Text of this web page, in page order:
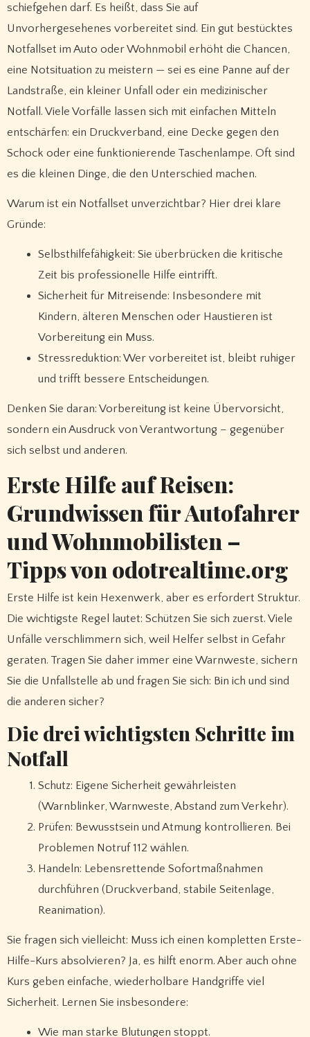
schiefgehen darf. Es heißt, dass Sie auf
Unvorhergesehenes vorbereitet sind. Ein gut bestücktes
Notfallset im Auto oder Wohnmobil erhöht die Chancen,
eine Notsituation zu meistern — sei es eine Panne auf der
Landstraße, ein kleiner Unfall oder ein medizinischer
Notfall. Viele Vorfälle lassen sich mit einfachen Mitteln
entschärfen: ein Druckverband, eine Decke gegen den
Schock oder eine funktionierende Taschenlampe. Oft sind
es die kleinen Dinge, die den Unterschied machen.
Warum ist ein Notfallset unverzichtbar? Hier drei klare
Gründe:
Selbsthilfefähigkeit: Sie überbrücken die kritische
Zeit bis professionelle Hilfe eintrifft.
Sicherheit für Mitreisende: Insbesondere mit
Kindern, älteren Menschen oder Haustieren ist
Vorbereitung ein Muss.
Stressreduktion: Wer vorbereitet ist, bleibt ruhiger
und trifft bessere Entscheidungen.
Denken Sie daran: Vorbereitung ist keine Übervorsicht,
sondern ein Ausdruck von Verantwortung – gegenüber
sich selbst und anderen.
Erste Hilfe auf Reisen:
Grundwissen für Autofahrer
und Wohnmobilisten –
Tipps von odotrealtime.org
Erste Hilfe ist kein Hexenwerk, aber es erfordert Struktur.
Die wichtigste Regel lautet: Schützen Sie sich zuerst. Viele
Unfälle verschlimmern sich, weil Helfer selbst in Gefahr
geraten. Tragen Sie daher immer eine Warnweste, sichern
Sie die Unfallstelle ab und fragen Sie sich: Bin ich und sind
die anderen sicher?
Die drei wichtigsten Schritte im
Notfall
Schutz: Eigene Sicherheit gewährleisten
(Warnblinker, Warnweste, Abstand zum Verkehr).
Prüfen: Bewusstsein und Atmung kontrollieren. Bei
Problemen Notruf 112 wählen.
Handeln: Lebensrettende Sofortmaßnahmen
durchführen (Druckverband, stabile Seitenlage,
Reanimation).
Sie fragen sich vielleicht: Muss ich einen kompletten Erste-
Hilfe-Kurs absolvieren? Ja, es hilft enorm. Aber auch ohne
Kurs geben einfache, wiederholbare Handgriffe viel
Sicherheit. Lernen Sie insbesondere:
Wie man starke Blutungen stoppt.